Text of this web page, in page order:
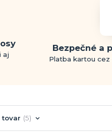
aj
Bezpečné a
Platba kartou cez
tovar 5